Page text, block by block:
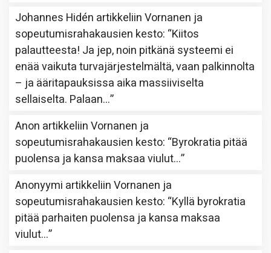
Johannes Hidén artikkeliinVornanen ja
sopeutumisrahakausien kesto: “Kiitos
palautteesta! Ja jep, noin pitkänä systeemi ei
enää vaikuta turvajärjestelmältä, vaan palkinnolta
– ja ääritapauksissa aika massiiviselta
sellaiselta. Palaan…”
Anon artikkeliinVornanen ja
sopeutumisrahakausien kesto: “Byrokratia pitää
puolensa ja kansa maksaa viulut…”
Anonyymi artikkeliinVornanen ja
sopeutumisrahakausien kesto: “Kyllä byrokratia
pitää parhaiten puolensa ja kansa maksaa
viulut…”